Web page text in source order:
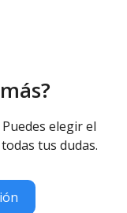
elegir el
tus dudas.